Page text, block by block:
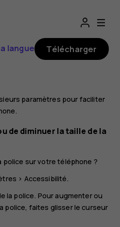
langue Télécharger
paramètres pour faciliter
de diminuer la taille de la
police sur votre téléphone ?
> Accessibilité.
la police. Pour augmenter ou
police, faites glisser le curseur